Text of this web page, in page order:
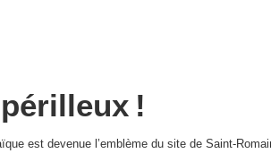
!
est devenue l’emblème du site de Saint-